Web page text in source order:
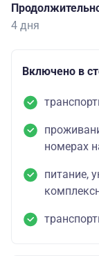
4 дня
Включено в
номерах
питание,